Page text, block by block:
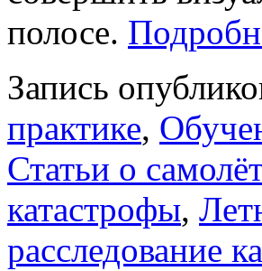
полосе.
Запись
практике,
Статьи о
катастрофы,
расследование